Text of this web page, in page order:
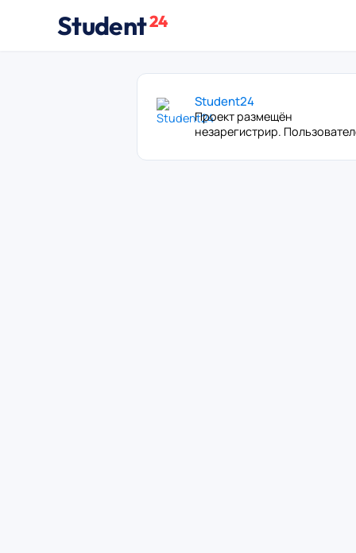
Student24
Student24
Проект размещён
незарегистрир.